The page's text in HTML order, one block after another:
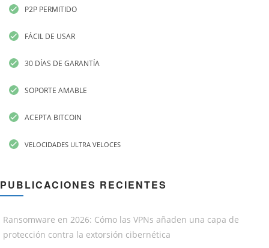
P2P PERMITIDO
FÁCIL DE USAR
30 DÍAS DE GARANTÍA
SOPORTE AMABLE
ACEPTA BITCOIN
VELOCIDADES ULTRA VELOCES
PUBLICACIONES RECIENTES
Ransomware en 2026: Cómo las VPNs añaden una capa de
protección contra la extorsión cibernética